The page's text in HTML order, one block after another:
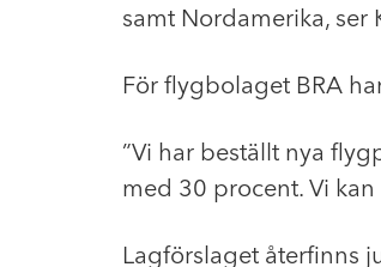
samt Nordamerika, ser
För flygbolaget BRA
”Vi har beställt nya
med 30 procent. Vi
Lagförslaget återfinns